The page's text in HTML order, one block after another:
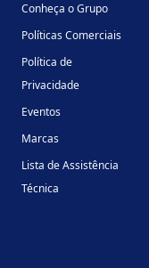
Conheça o Grupo
Políticas Comerciais
Política de
Privacidade
Eventos
Marcas
Lista de Assistência
Técnica